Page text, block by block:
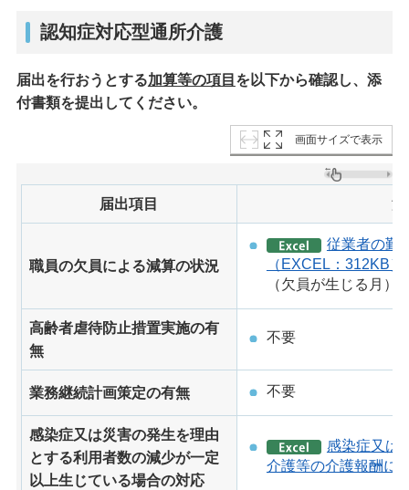
認知症対応型通所介護
届出を行おうとする加算等の項目 を以下から確認し、添
付書類を提出してください。
画面サイズで表示
届出項目 添
職員の欠員による減算の状況
従業者の勤
（EXCEL：312KB）
（欠員が生じる月）
高齢者虐待防止措置実施の有
無
不要
業務継続計画策定の有無 不要
感染症又は災害の発生を理由
とする利用者数の減少が一定
以上生じている場合の対応
感染症又は
介護等の介護報酬に